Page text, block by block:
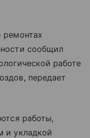
ремонтах
сообщил
работе
передает
работы,
и укладкой